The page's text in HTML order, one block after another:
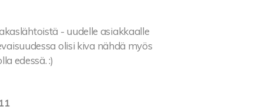
- uudelle asiakkaalle
olisi kiva nähdä myös
edessä. :)